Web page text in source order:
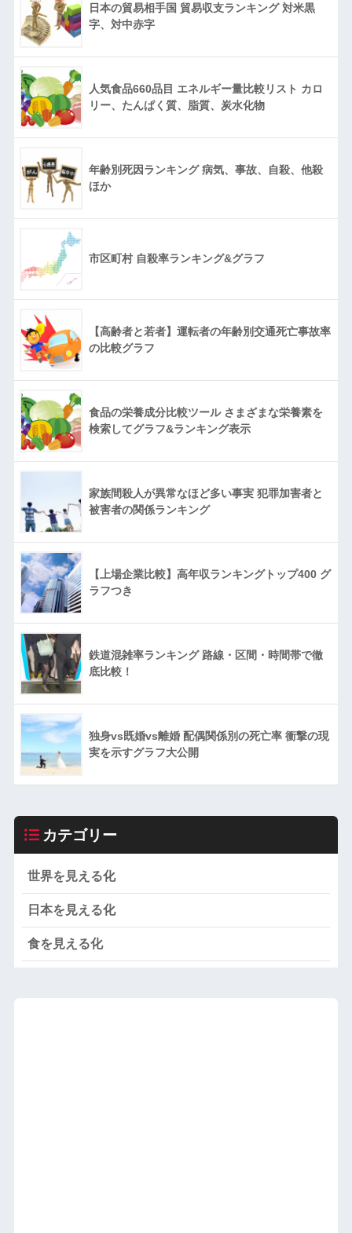
日本の貿易相手国 貿易収支ランキング 対米黒
字、対中赤字
人気食品660品目 エネルギー量比較リスト カロ
リー、たんぱく質、脂質、炭水化物
年齢別死因ランキング 病気、事故、自殺、他殺
ほか
市区町村 自殺率ランキング&グラフ
【高齢者と若者】運転者の年齢別交通死亡事故率
の比較グラフ
食品の栄養成分比較ツール さまざまな栄養素を
検索してグラフ&ランキング表示
家族間殺人が異常なほど多い事実 犯罪加害者と
被害者の関係ランキング
【上場企業比較】高年収ランキングトップ400 グ
ラフつき
鉄道混雑率ランキング 路線・区間・時間帯で徹
底比較！
独身vs既婚vs離婚 配偶関係別の死亡率 衝撃の現
実を示すグラフ大公開
カテゴリー
世界を見える化
日本を見える化
食を見える化